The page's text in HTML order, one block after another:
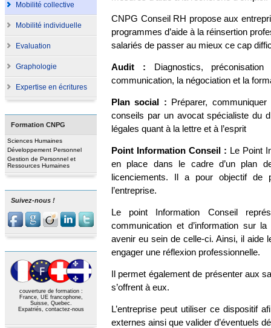
Mobilité collective
Mobilité individuelle
Evaluation
Graphologie
Expertise en écritures
Formation CNPG
Sciences Humaines
Développement Personnel
Gestion de Personnel et
Ressources Humaines
Suivez-nous !
couverture de formation :
France, UE francophone,
Suisse, Quebec.
Expatriés, contactez-nous
CNPG Conseil RH propose aux
programmes d’aide à la réinsertion
salariés de passer au mieux ce cap
Audit : Diagnostics,
communication, la négociation et la
Plan social : Préparer,
conseils par un avocat spécialiste du
légales quant à la lettre et à l’esprit
Point Information Conseil : Le Point
en place dans le cadre d’un plan
licenciements. Il a pour objectif de
l’entreprise.
Le point Information Conseil
communication et d’information sur
avenir eu sein de celle-ci. Ainsi, il aide
engager une réflexion professionnelle.
Il permet également de présenter aux
s’offrent à eux.
L’entreprise peut utiliser ce dispositif
externes ainsi que valider d’éventuels